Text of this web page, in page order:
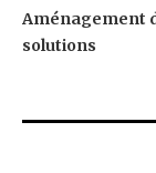
Aménagement
solutions